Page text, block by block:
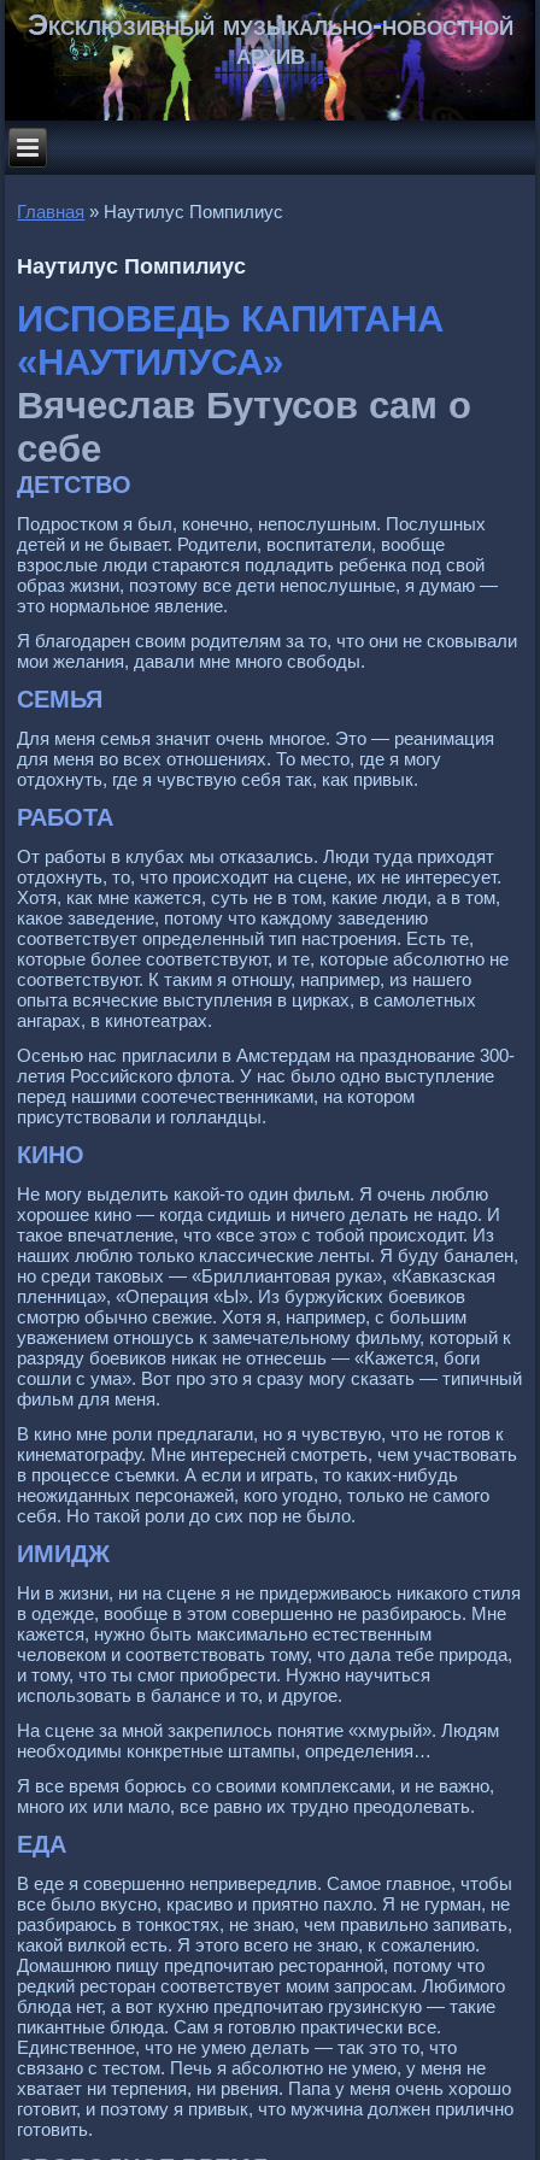
Эксклюзивный музыкально-новостной
архив
Главная » Наутилус Помпилиус
Наутилус Помпилиус
ИСПОВЕДЬ КАПИТАНА
«НАУТИЛУСА»
Вячеслав Бутусов сам о
себе
ДЕТСТВО
Подростком я был, конечно, непослушным. Послушных
детей и не бывает. Родители, воспитатели, вообще
взрослые люди стараются подладить ребенка под свой
образ жизни, поэтому все дети непослушные, я думаю —
это нормальное явление.
Я благодарен своим родителям за то, что они не сковывали
мои желания, давали мне много свободы.
СЕМЬЯ
Для меня семья значит очень многое. Это — реанимация
для меня во всех отношениях. То место, где я могу
отдохнуть, где я чувствую себя так, как привык.
РАБОТА
От работы в клубах мы отказались. Люди туда приходят
отдохнуть, то, что происходит на сцене, их не интересует.
Хотя, как мне кажется, суть не в том, какие люди, а в том,
какое заведение, потому что каждому заведению
соответствует определенный тип настроения. Есть те,
которые более соответствуют, и те, которые абсолютно не
соответствуют. К таким я отношу, например, из нашего
опыта всяческие выступления в цирках, в самолетных
ангарах, в кинотеатрах.
Осенью нас пригласили в Амстердам на празднование 300-
летия Российского флота. У нас было одно выступление
перед нашими соотечественниками, на котором
присутствовали и голландцы.
КИНО
Не могу выделить какой-то один фильм. Я очень люблю
хорошее кино — когда сидишь и ничего делать не надо. И
такое впечатление, что «все это» с тобой происходит. Из
наших люблю только классические ленты. Я буду банален,
но среди таковых — «Бриллиантовая рука», «Кавказская
пленница», «Операция «Ы». Из буржуйских боевиков
смотрю обычно свежие. Хотя я, например, с большим
уважением отношусь к замечательному фильму, который к
разряду боевиков никак не отнесешь — «Кажется, боги
сошли с ума». Вот про это я сразу могу сказать — типичный
фильм для меня.
В кино мне роли предлагали, но я чувствую, что не готов к
кинематографу. Мне интересней смотреть, чем участвовать
в процессе съемки. А если и играть, то каких-нибудь
неожиданных персонажей, кого угодно, только не самого
себя. Но такой роли до сих пор не было.
ИМИДЖ
Ни в жизни, ни на сцене я не придерживаюсь никакого стиля
в одежде, вообще в этом совершенно не разбираюсь. Мне
кажется, нужно быть максимально естественным
человеком и соответствовать тому, что дала тебе природа,
и тому, что ты смог приобрести. Нужно научиться
использовать в балансе и то, и другое.
На сцене за мной закрепилось понятие «хмурый». Людям
необходимы конкретные штампы, определения…
Я все время борюсь со своими комплексами, и не важно,
много их или мало, все равно их трудно преодолевать.
ЕДА
В еде я совершенно непривередлив. Самое главное, чтобы
все было вкусно, красиво и приятно пахло. Я не гурман, не
разбираюсь в тонкостях, не знаю, чем правильно запивать,
какой вилкой есть. Я этого всего не знаю, к сожалению.
Домашнюю пищу предпочитаю ресторанной, потому что
редкий ресторан соответствует моим запросам. Любимого
блюда нет, а вот кухню предпочитаю грузинскую — такие
пикантные блюда. Сам я готовлю практически все.
Единственное, что не умею делать — так это то, что
связано с тестом. Печь я абсолютно не умею, у меня не
хватает ни терпения, ни рвения. Папа у меня очень хорошо
готовит, и поэтому я привык, что мужчина должен прилично
готовить.